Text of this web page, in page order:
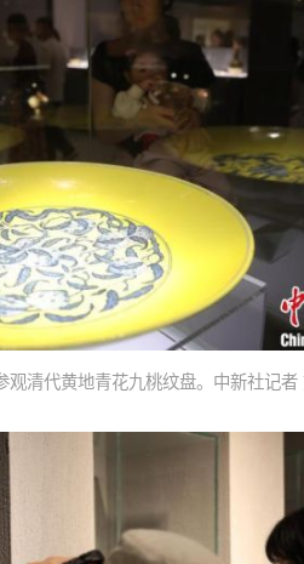
观清代黄地青花九桃纹盘。中新社记者